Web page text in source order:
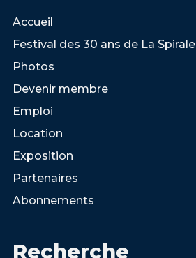
Accueil
Festival des 30 ans de La Spirale
Photos
Devenir membre
Emploi
Location
Exposition
Partenaires
Abonnements
Recherche